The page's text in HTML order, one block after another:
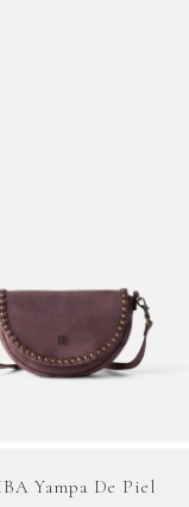
Yampa De Piel